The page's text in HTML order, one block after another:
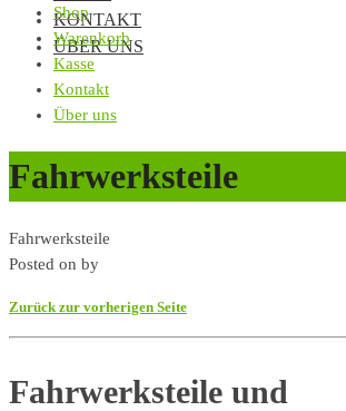
KONTAKT
ÜBER UNS
Shop
Warenkorb
Kasse
Kontakt
Über uns
Fahrwerksteile
Fahrwerksteile
Posted on by
Zurück zur vorherigen Seite
Fahrwerksteile und